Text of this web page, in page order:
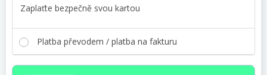
Zaplaťte bezpečně svou kartou
Platba převodem / platba na fakturu